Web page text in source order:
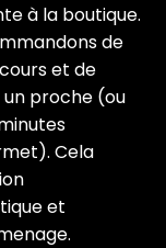
à la boutique.
de
et de
proche (ou
Cela
et